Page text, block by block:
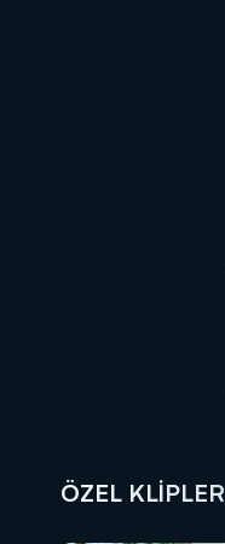
ÖZEL KLİPLER